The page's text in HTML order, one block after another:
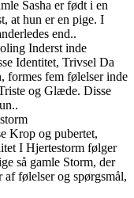
Sasha er født i en
at hun er en pige. I
end..
Inderst inde
Identitet, Trivsel Da
formes fem følelser inde
og Glæde. Disse
Krop og pubertet,
I Hjertestorm følger
så gamle Storm, der
følelser og spørgsmål,